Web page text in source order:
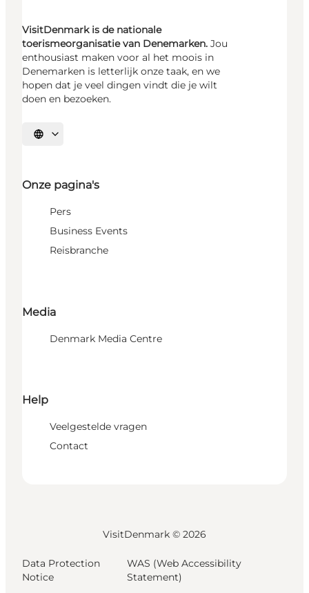
VisitDenmark is de nationale
toerismeorganisatie van Denemarken. Jou
enthousiast maken voor al het moois in
Denemarken is letterlijk onze taak, en we
hopen dat je veel dingen vindt die je wilt
doen en bezoeken.
Selecteer taal
Onze pagina's
Pers
Business Events
Reisbranche
Media
Denmark Media Centre
Help
Veelgestelde vragen
Contact
VisitDenmark © 2026
Data Protection
Notice
WAS (Web Accessibility
Statement)